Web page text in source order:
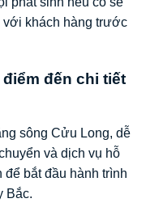
với khách hàng trước
đến chi tiết
sông Cửu Long, dễ
và dịch vụ hỗ
bắt đầu hành trình
Bắc.